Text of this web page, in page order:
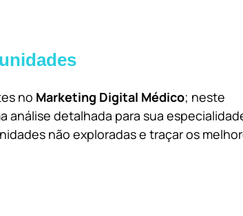
no Marketing Digital Médico; neste
detalhada para sua
não exploradas e traçar os